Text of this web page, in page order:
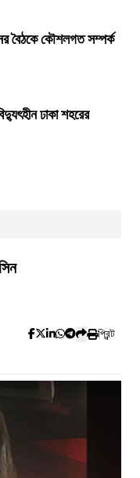
বৈঠকে কৌশলগত সম্পর্ক
ঢাকা শহরের
প্রিন্ট